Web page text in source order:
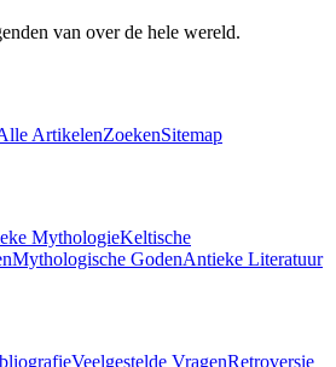
van over de hele wereld.
ArtikelenZoekenSitemap
MythologieKeltische
Mythologische GodenAntieke Literatuur
Veelgestelde VragenRetroversie